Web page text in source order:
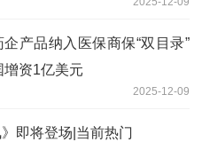
产品纳入医保商保“双目录”
资1亿美元
2025-12-09
即将登场|当前热门